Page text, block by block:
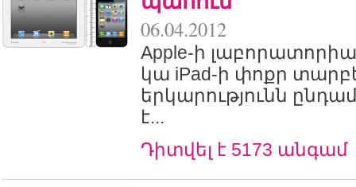
06.04.2012
Apple-ի
կա iPad-ի փոքր
երկարությունն
է...
Դիտվել է 5173 անգամ